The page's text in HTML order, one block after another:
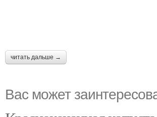
читать дальше →
Вас может